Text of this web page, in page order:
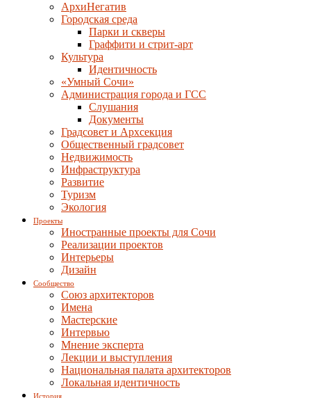
АрхиНегатив
Городская среда
Парки и скверы
Граффити и стрит-арт
Культура
Идентичность
«Умный Сочи»
Администрация города и ГСС
Слушания
Документы
Градсовет и Архсекция
Общественный градсовет
Недвижимость
Инфраструктура
Развитие
Туризм
Экология
Проекты
Иностранные проекты для Сочи
Реализации проектов
Интерьеры
Дизайн
Сообщество
Союз архитекторов
Имена
Мастерские
Интервью
Мнение эксперта
Лекции и выступления
Национальная палата архитекторов
Локальная идентичность
История